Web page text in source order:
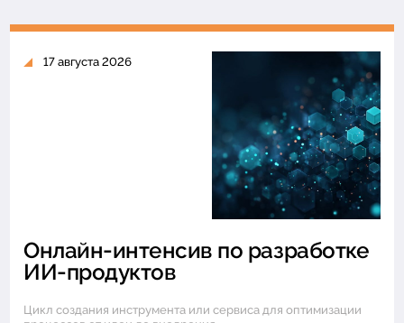
Онлайн-интенсив по разработке
ИИ-продуктов
Цикл создания инструмента или сервиса для оптимизации
17 августа 2026